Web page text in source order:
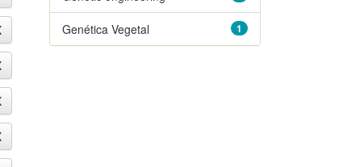
1
Genética Vegetal